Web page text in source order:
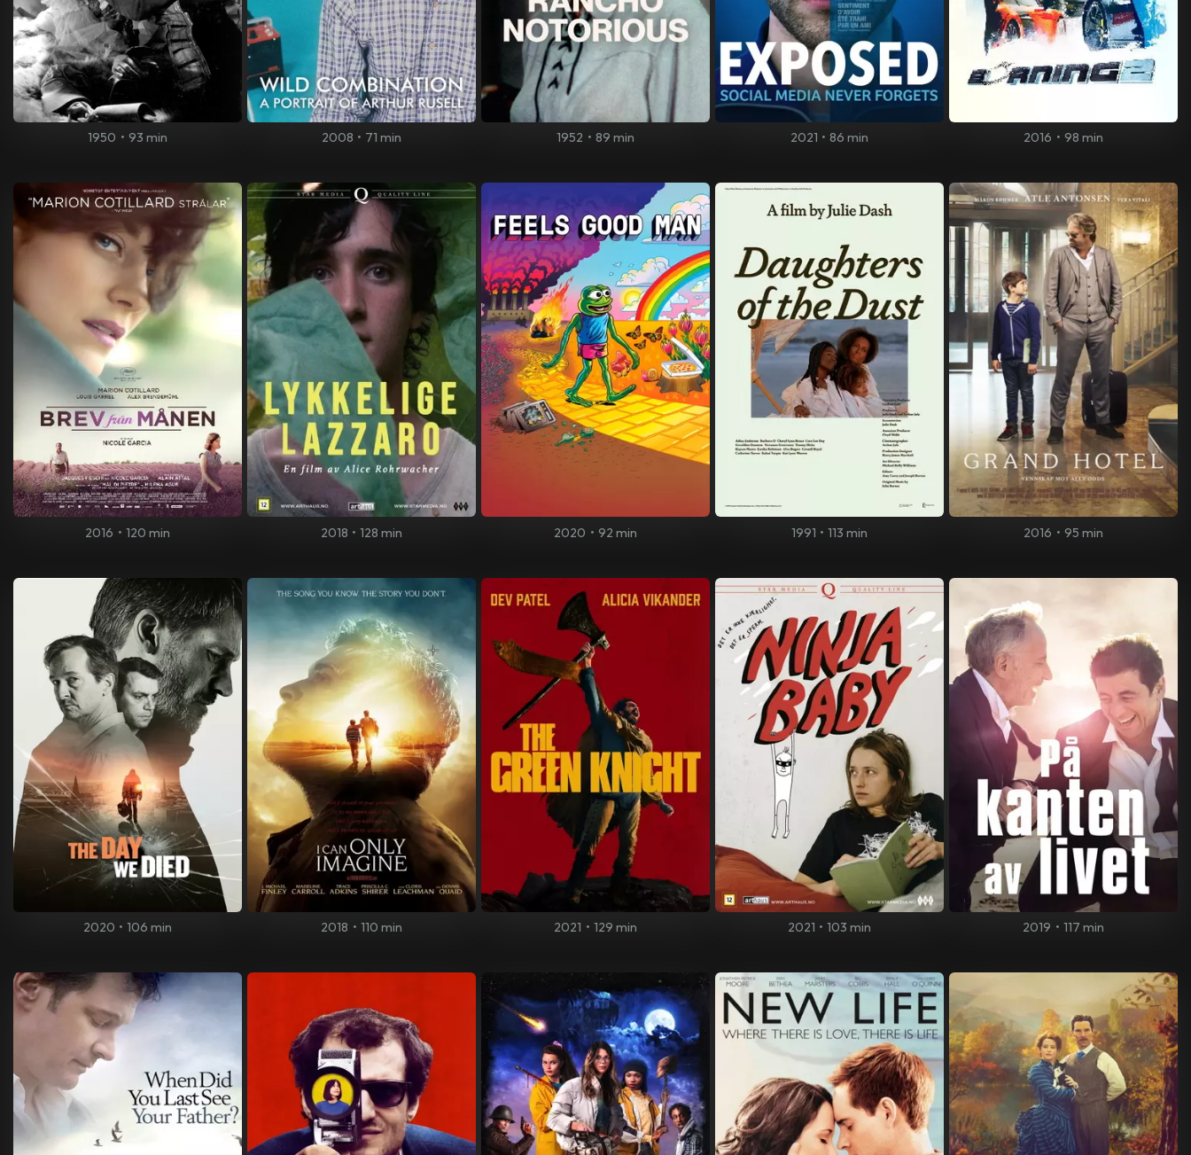
1950 • 93 min 2008 • 71 min 1952 • 89 min 2021 • 86 min 2016 • 98 min
2016 • 120 min 2018 • 128 min 2020 • 92 min 1991 • 113 min 2016 • 95 min
2020 • 106 min 2018 • 110 min 2021 • 129 min 2021 • 103 min 2019 • 117 min